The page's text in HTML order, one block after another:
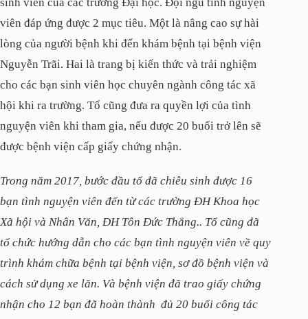
viên đáp ứng được 2 mục tiêu. Một là nâng cao sự hài
lòng của người bệnh khi đến khám bệnh tại bệnh viện
Nguyễn Trãi. Hai là trang bị kiến thức và trải nghiệm
cho các bạn sinh viên học chuyên ngành công tác xã
hội khi ra trường. Tổ cũng đưa ra quyền lợi của tình
nguyện viên khi tham gia, nếu được 20 buổi trở lên sẽ
được bệnh viện cấp giấy chứng nhận.
Trong năm 2017, bước đầu tổ đã chiêu sinh được 16
bạn tình nguyện viên đến từ các trường ĐH Khoa học
Xã hội và Nhân Văn, ĐH Tôn Đức Thắng.. Tổ cũng đã
tổ chức hướng dẫn cho các bạn tình nguyện viên về quy
trình khám chữa bệnh tại bệnh viện, sơ đồ bệnh viện và
cách sử dụng xe lăn. Và bệnh viện đã trao giấy chứng
nhận cho 12 bạn đã hoàn thành đủ 20 buổi công tác